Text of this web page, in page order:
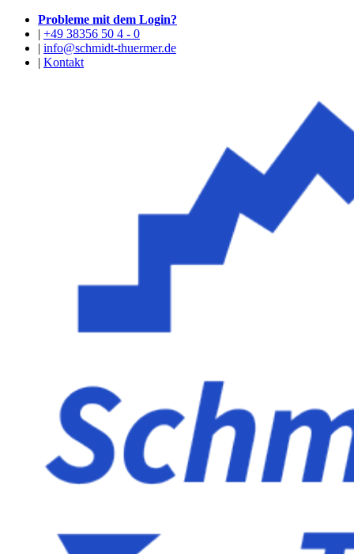
Probleme mit dem Login?
| +49 38356 50 4 - 0
| info@schmidt-thuermer.de
| Kontakt